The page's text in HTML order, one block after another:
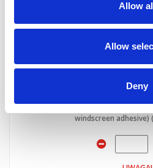
Allow
Allow
Deny
windscreen adhesive)